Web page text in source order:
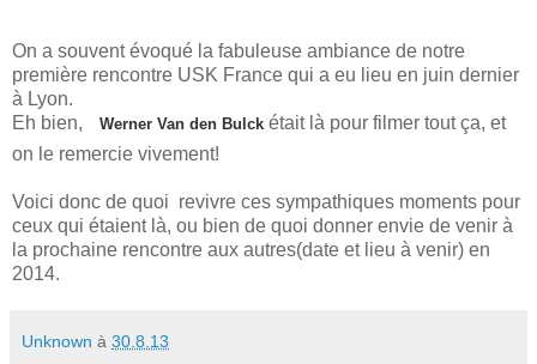
On a souvent évoqué la fabuleuse ambiance de notre
première rencontre USK France qui a eu lieu en juin dernier
à Lyon.
Eh bien,
Werner Van den Bulck était là pour filmer tout ça, et
on le remercie vivement!
Voici donc de quoi revivre ces sympathiques moments pour
ceux qui étaient là, ou bien de quoi donner envie de venir à
la prochaine rencontre aux autres(date et lieu à venir) en
2014.
Unknown à 30.8.13